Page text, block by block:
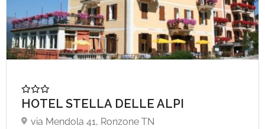
HOTEL STELLA DELLE ALPI
via Mendola 41, Ronzone TN